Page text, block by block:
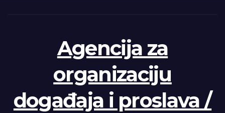
Agencija za
organizaciju
događaja i proslava /